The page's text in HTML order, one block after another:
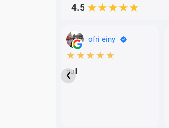
4.5 ★★★★★
ofri einy
★★★★★
null
‹